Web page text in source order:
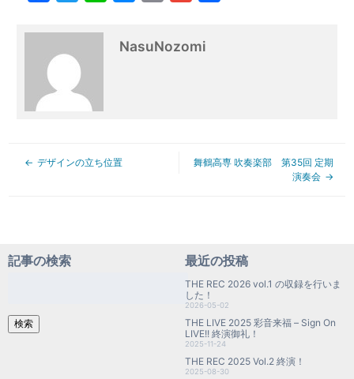
NasuNozomi
デザインの立ち位置
舞鶴高専 吹奏楽部 第35回 定期
演奏会
記事の検索
検索
最近の投稿
THE REC 2026 vol.1 の収録を行いま
した！
2026-05-02
THE LIVE 2025 彩音来福 – Sign On
LIVE!! 終演御礼！
2025-11-24
THE REC 2025 Vol.2 終演！
2025-08-30